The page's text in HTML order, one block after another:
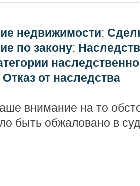
недвижимости;
по закону;
Отказ от наследства
внимание на то
быть обжаловано в